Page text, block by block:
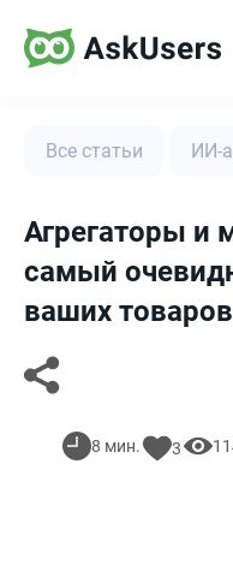
Все статьи ИИ-
Агрегаторы и
самый
ваших
8 мин. 3